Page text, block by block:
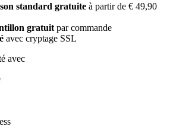
standard gratuite à partir de € 49,90
gratuit par commande
avec cryptage SSL
avec